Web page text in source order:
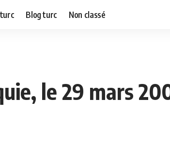
Blog turc Non classé
le 29 mars